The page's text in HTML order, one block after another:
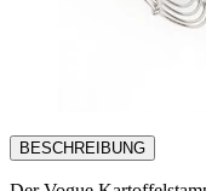
BESCHREIBUNG